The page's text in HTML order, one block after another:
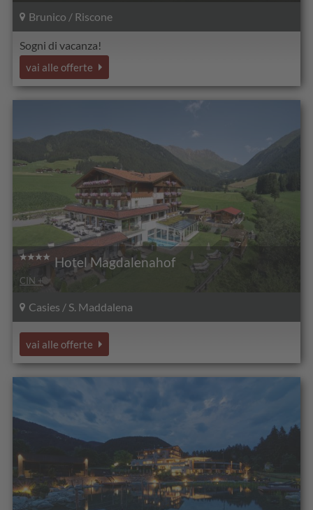
Brunico / Riscone
Sogni di vacanza!
vai alle offerte
Hotel Magdalenahof
CIN +
Casies / S. Maddalena
vai alle offerte